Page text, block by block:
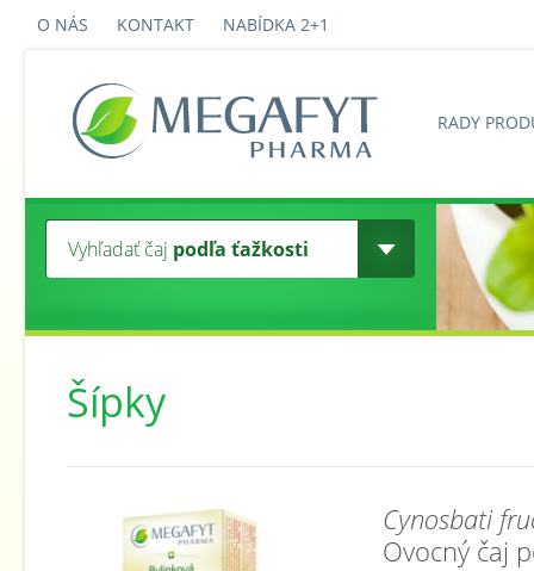
O NÁS KONTAKT NABÍDKA 2+1
RADY
Vyhľadať čaj podľa ťažkosti
Šípky
Cynosbati
Ovocný čaj